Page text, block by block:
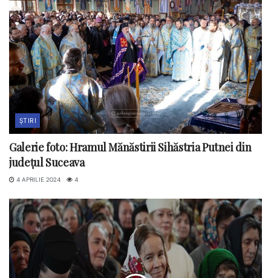
ȘTIRI
Galerie foto: Hramul Mănăstirii Sihăstria Putnei din
județul Suceava
4 APRILIE 2024 4